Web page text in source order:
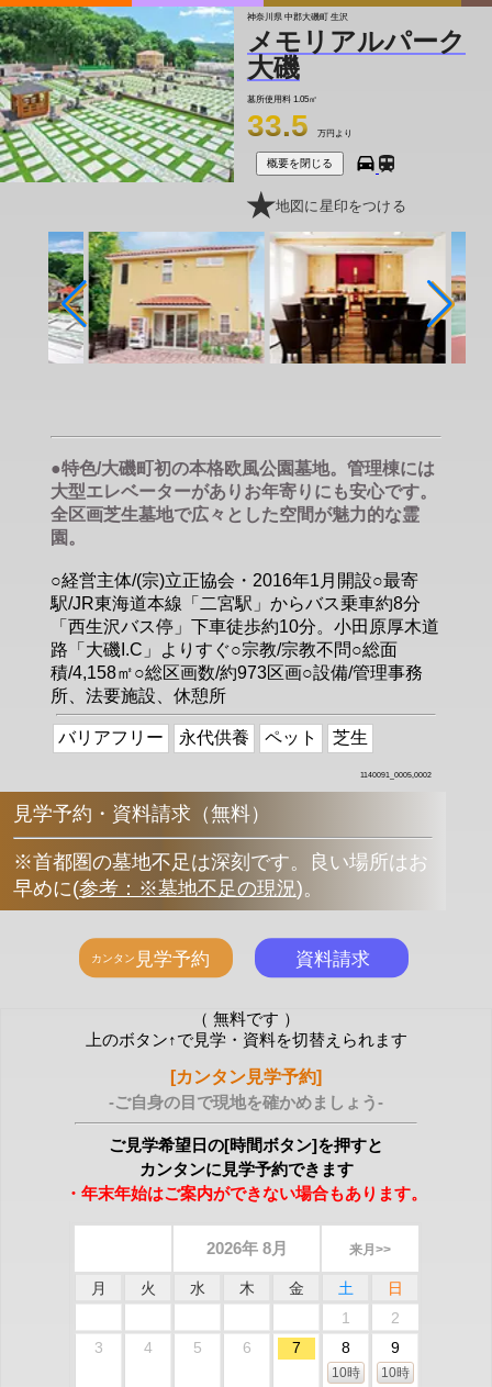
神奈川県 中郡大磯町 生沢
メモリアルパーク
大磯
墓所使用料 1.05㎡
33.5 万円より
概要を閉じる
地図に星印をつける
●特色/大磯町初の本格欧風公園墓地。管理棟には
大型エレベーターがありお年寄りにも安心です。
全区画芝生墓地で広々とした空間が魅力的な霊
園。
○経営主体/(宗)立正協会・2016年1月開設○最寄
駅/JR東海道本線「二宮駅」からバス乗車約8分
「西生沢バス停」下車徒歩約10分。小田原厚木道
路「大磯I.C」よりすぐ○宗教/宗教不問○総面
積/4,158㎡○総区画数/約973区画○設備/管理事務
所、法要施設、休憩所
バリアフリー 永代供養 ペット 芝生
1140091_0005,0002
見学予約・資料請求（無料）
※首都圏の墓地不足は深刻です。良い場所はお
早めに(参考：※墓地不足の現況)。
（ 無料です ）
上のボタン↑で見学・資料を切替えられます
[カンタン見学予約]
-ご自身の目で現地を確かめましょう-
ご見学希望日の[時間ボタン]を押すと
カンタンに見学予約できます
・年末年始はご案内ができない場合もあります。
2026年 8月 来月>>
月 火 水 木 金 土
日
1
2
3
4 5 6 7 8
10時
9
10時